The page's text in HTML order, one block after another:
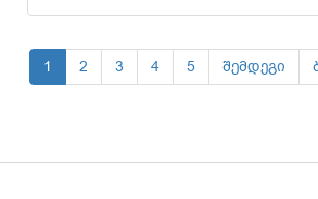
1 2 3 4 5 შემდეგი